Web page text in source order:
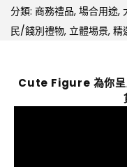
分類: 商務禮品, 場合用途,
民/餞別禮物, 立體埸景, 精
Cute Figure 為你呈